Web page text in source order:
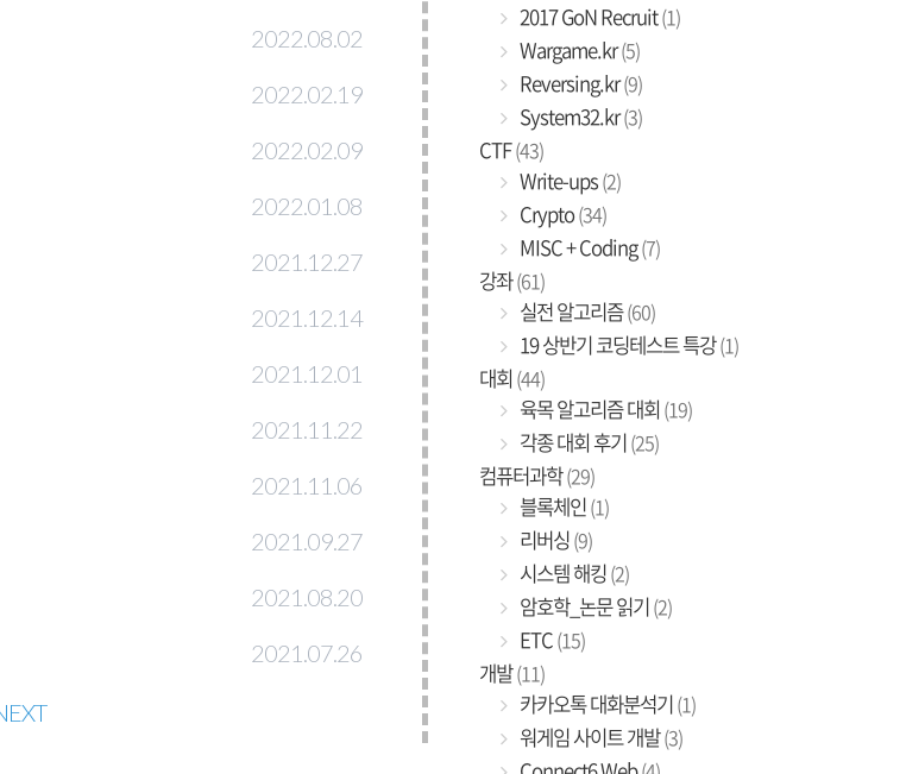
2022.08.02
2022.02.19
2022.02.09
2022.01.08
2021.12.27
2021.12.14
2021.12.01
2021.11.22
2021.11.06
2021.09.27
2021.08.20
2021.07.26
2017 GoN Recruit(1)
Wargame.kr(5)
Reversing.kr(9)
System32.kr(3)
CTF(43)
Write-ups(2)
Crypto(34)
MISC + Coding(7)
강좌(61)
실전 알고리즘(60)
19 상반기 코딩테스트 특강(1)
대회 (44)
육목 알고리즘 대회 (19)
각종 대회 후기(25)
컴퓨터과학(29)
블록체인(1)
리버싱(9)
시스템 해킹(2)
암호학_논문 읽기(2)
ETC(15)
개발(11)
카카오톡 대화분석기(1)
워게임 사이트 개발(3)